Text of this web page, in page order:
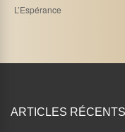
L’Espérance
ARTICLES RÉCENTS